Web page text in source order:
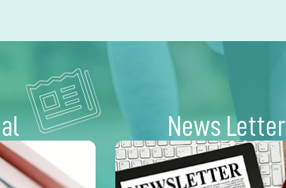
News Letter